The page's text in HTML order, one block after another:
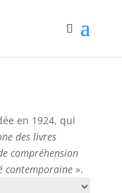
en 1924, qui
des livres
compréhension
contemporaine».